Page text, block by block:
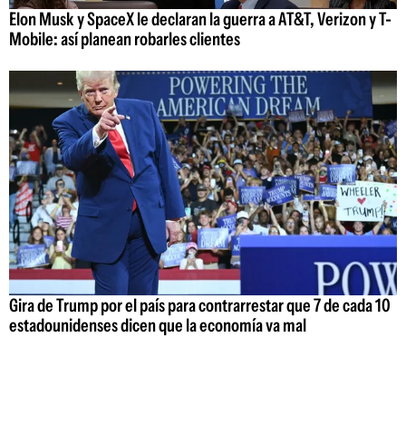
Elon Musk y SpaceX le declaran la guerra a AT&T, Verizon y T-
Mobile: así planean robarles clientes
Gira de Trump por el país para contrarrestar que 7 de cada 10
estadounidenses dicen que la economía va mal